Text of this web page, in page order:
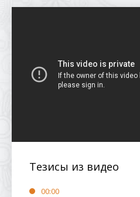
Тезисы из видео
00:00